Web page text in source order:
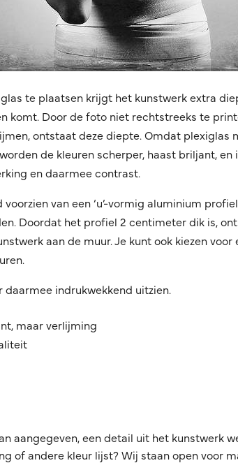
te plaatsen krijgt het kunstwerk extra
komt. Door de foto niet rechtstreeks te
ontstaat deze diepte. Omdat plexiglas
de kleuren scherper, haast briljant, en
en daarmee contrast.
van een ‘u’-vormig aluminium
Doordat het profiel 2 centimeter dik is,
aan de muur. Je kunt ook kiezen voor
indrukwekkend uitzien.
maar verlijming
aangegeven, een detail uit het kunstwerk
of andere kleur lijst? Wij staan open voor